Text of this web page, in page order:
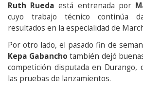
Ruth Rueda está entrenada por
cuyo trabajo técnico continúa
resultados en la especialidad de
Por otro lado, el pasado fin de
Kepa Gabancho también dejó
competición disputada en Durango,
las pruebas de lanzamientos.